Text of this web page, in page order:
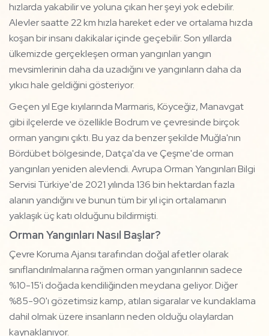
hızlarda yakabilir ve yoluna çıkan her şeyi yok edebilir.
Alevler saatte 22 km hızla hareket eder ve ortalama hızda
koşan bir insanı dakikalar içinde geçebilir. Son yıllarda
ülkemizde gerçekleşen orman yangınları yangın
mevsimlerinin daha da uzadığını ve yangınların daha da
yıkıcı hale geldiğini gösteriyor.
Geçen yıl Ege kıyılarında Marmaris, Köyceğiz, Manavgat
gibi ilçelerde ve özellikle Bodrum ve çevresinde birçok
orman yangını çıktı. Bu yaz da benzer şekilde Muğla'nın
Bördübet bölgesinde, Datça'da ve Çeşme'de orman
yangınları yeniden alevlendi. Avrupa Orman Yangınları Bilgi
Servisi Türkiye'de 2021 yılında 136 bin hektardan fazla
alanın yandığını ve bunun tüm bir yıl için ortalamanın
yaklaşık üç katı olduğunu bildirmişti.
Orman Yangınları Nasıl Başlar?
Çevre Koruma Ajansı tarafından doğal afetler olarak
sınıflandırılmalarına rağmen orman yangınlarının sadece
%10-15'i doğada kendiliğinden meydana geliyor. Diğer
%85-90'ı gözetimsiz kamp, atılan sigaralar ve kundaklama
dahil olmak üzere insanların neden olduğu olaylardan
kaynaklanıyor.